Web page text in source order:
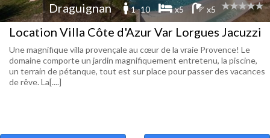
Draguignan 1 -10 x5 x5
Location Villa Côte d'Azur Var Lorgues Jacuzzi
Une magnifique villa provençale au cœur de la vraie Provence! Le
domaine comporte un jardin magnifiquement entretenu, la piscine,
un terrain de pétanque, tout est sur place pour passer des vacances
de rêve. La[....]